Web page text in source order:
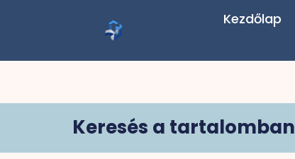
Kezdőlap
Keresés a tartalomban